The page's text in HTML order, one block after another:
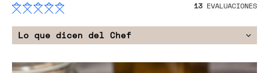
13 EVALUACIONES
Lo que dicen del Chef